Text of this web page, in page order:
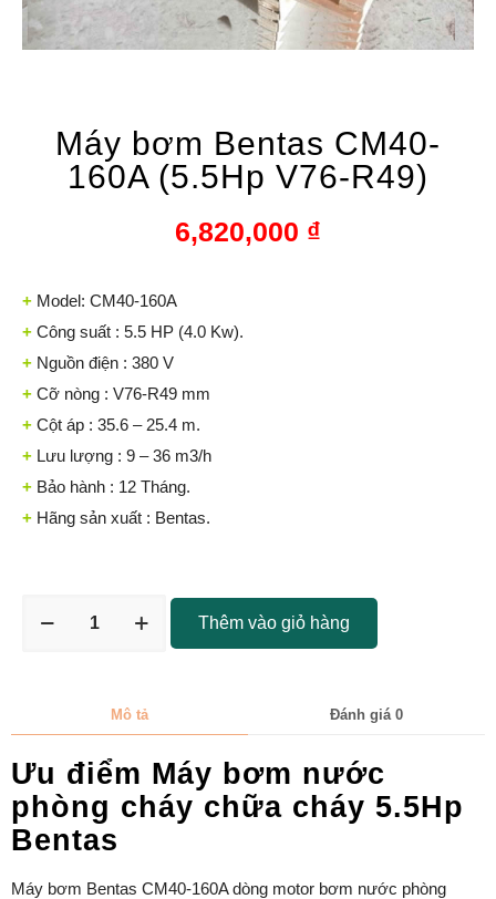
Máy bơm Bentas CM40-
160A (5.5Hp V76-R49)
6,820,000 ₫
+ Model: CM40-160A
+ Công suất : 5.5 HP (4.0 Kw).
+ Nguồn điện : 380 V
+ Cỡ nòng : V76-R49 mm
+ Cột áp : 35.6 – 25.4 m.
+ Lưu lượng : 9 – 36 m3/h
+ Bảo hành : 12 Tháng.
+ Hãng sản xuất : Bentas.
Thêm vào giỏ hàng
Mô tả Đánh giá 0
Ưu điểm Máy bơm nước
phòng cháy chữa cháy 5.5Hp
Bentas
Máy bơm Bentas CM40-160A dòng motor bơm nước phòng